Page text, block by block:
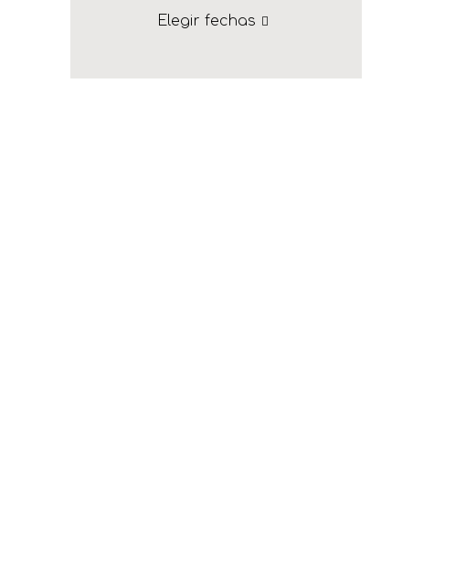
Elegir fechas